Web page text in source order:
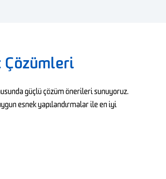
Çözümleri
güçlü çözüm önerileri sunuyoruz.
esnek yapılandırmalar ile en iyi